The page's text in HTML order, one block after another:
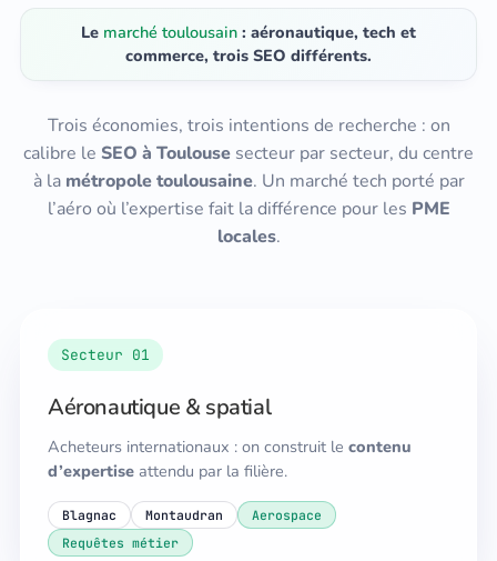
Le marché toulousain : aéronautique, tech et
commerce, trois SEO différents.
Trois économies, trois intentions de recherche : on
calibre le SEO à Toulouse secteur par secteur, du centre
à la métropole toulousaine. Un marché tech porté par
l’aéro où l’expertise fait la différence pour les PME
locales.
Secteur 01
Aéronautique & spatial
Acheteurs internationaux : on construit le contenu
d’expertise attendu par la filière.
Blagnac Montaudran
Aerospace
Requêtes métier